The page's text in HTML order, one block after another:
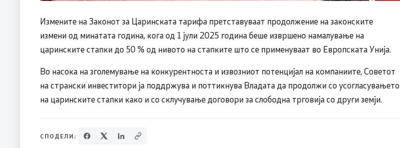
Измените на Законот за Царинската тарифа претставуваат продолжение на законските
измени од минатата година, кога од 1 јули 2025 година беше извршено намалување на
царинските стапки до 50 % од нивото на стапките што се применуваат во Европската Унија.
Во насока на зголемување на конкурентноста и извозниот потенцијал на компаниите, Советот
на странски инвеститори ја поддржува и поттикнува Владата да продолжи со усогласувањето
на царинските стапки како и со склучување договори за слободна трговија со други земји.
СПОДЕЛИ: